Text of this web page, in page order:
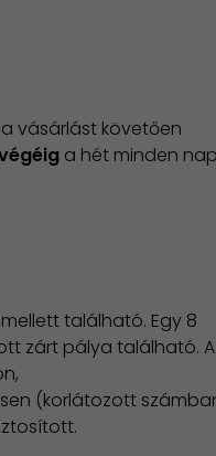
vásárlást követően
a hét minden
található. Egy 8
zárt pálya található.
(korlátozott